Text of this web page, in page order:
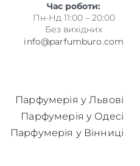
Час роботи:
Пн-Нд 11:00 – 20:00
Без вихідних
info@parfumburo.com
Парфумерія у Львові
Парфумерія у Одесі
Парфумерія у Вінниці